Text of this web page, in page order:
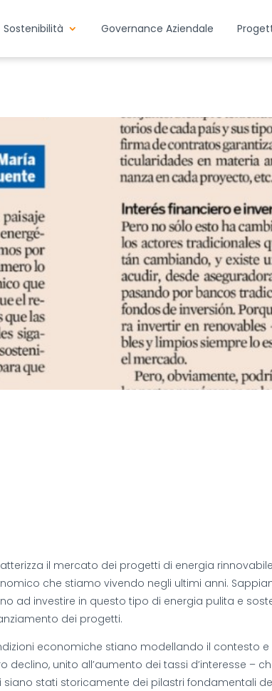
Sostenibilità Governance Aziendale
il mercato dei progetti di energia
che stiamo vivendo negli ultimi anni.
ad investire in questo tipo di energia pulita e
dei progetti.
economiche stiano modellando il contesto
declino, unito all’aumento dei tassi d’interesse –
stati storicamente dei pilastri fondamentali